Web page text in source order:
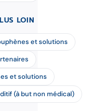
LOIN
et solutions
et solutions
(à but non médical)